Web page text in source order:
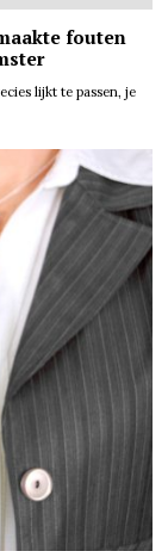
fouten
lijkt te passen, je